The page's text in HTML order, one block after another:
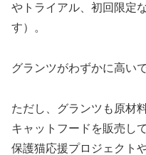
やトライアル、初回限定
す）。
グランツがわずかに高いで
ただし、グランツも原材
キャットフードを販売し
保護猫応援プロジェクト